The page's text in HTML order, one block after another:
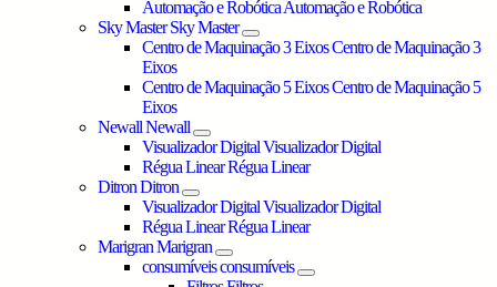
Automação e RobóticaAutomação e Robótica
Sky Master Sky Master
Centro de Maquinação 3 EixosCentro de Maquinação 3
Eixos
Centro de Maquinação 5 EixosCentro de Maquinação 5
Eixos
NewallNewall
Visualizador DigitalVisualizador Digital
Régua LinearRégua Linear
DitronDitron
Visualizador DigitalVisualizador Digital
Régua LinearRégua Linear
MarigranMarigran
consumíveisconsumíveis